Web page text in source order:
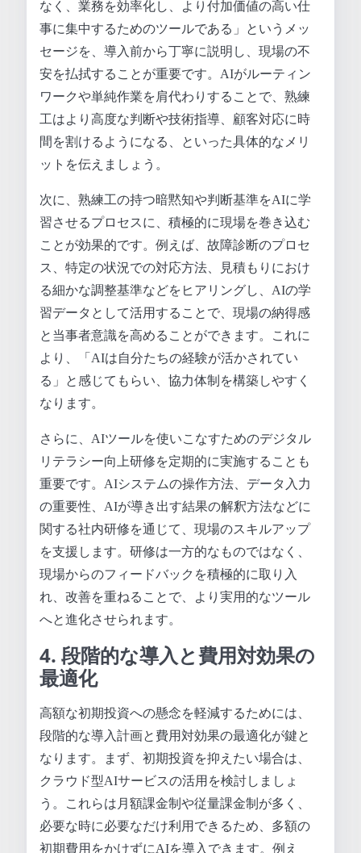
なく、業務を効率化し、より付加価値の高い仕
事に集中するためのツールである」というメッ
セージを、導入前から丁寧に説明し、現場の不
安を払拭することが重要です。AIがルーティン
ワークや単純作業を肩代わりすることで、熟練
工はより高度な判断や技術指導、顧客対応に時
間を割けるようになる、といった具体的なメリ
ットを伝えましょう。
次に、熟練工の持つ暗黙知や判断基準をAIに学
習させるプロセスに、積極的に現場を巻き込む
ことが効果的です。例えば、故障診断のプロセ
ス、特定の状況での対応方法、見積もりにおけ
る細かな調整基準などをヒアリングし、AIの学
習データとして活用することで、現場の納得感
と当事者意識を高めることができます。これに
より、「AIは自分たちの経験が活かされてい
る」と感じてもらい、協力体制を構築しやすく
なります。
さらに、AIツールを使いこなすためのデジタル
リテラシー向上研修を定期的に実施することも
重要です。AIシステムの操作方法、データ入力
の重要性、AIが導き出す結果の解釈方法などに
関する社内研修を通じて、現場のスキルアップ
を支援します。研修は一方的なものではなく、
現場からのフィードバックを積極的に取り入
れ、改善を重ねることで、より実用的なツール
へと進化させられます。
4. 段階的な導入と費用対効果の
最適化
高額な初期投資への懸念を軽減するためには、
段階的な導入計画と費用対効果の最適化が鍵と
なります。まず、初期投資を抑えたい場合は、
クラウド型AIサービスの活用を検討しましょ
う。これらは月額課金制や従量課金制が多く、
必要な時に必要なだけ利用できるため、多額の
初期費用をかけずにAIを導入できます。例え